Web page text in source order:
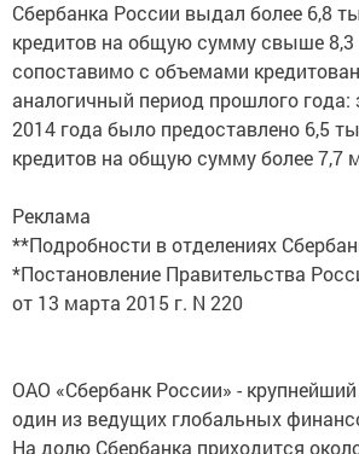
Сбербанка России выдал более 6,8
кредитов на общую сумму свыше 8,3
сопоставимо с объемами
аналогичный период прошлого года:
2014 года было предоставлено 6,5
кредитов на общую сумму более 7,7
Реклама
**Подробности в отделениях
*Постановление Правительства
от 13 марта 2015 г. N 220
ОАО «Сбербанк России» -
один из ведущих глобальных
На долю Сбербанка приходится